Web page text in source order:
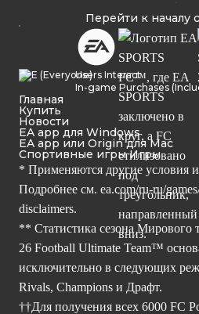
Перейти к началу
Users Interact
In-game Purchases
Главная
Купить
Новости
EA app для Windows
EA app или Origin для Mac
Спортивные игры Игры
* Применяются другие условия
Подробнее см. ea.com/ru-ru/
disclaimers.
** Статистика сезона
26 Football Ultimate Team™
исключительно в следующих
Rivals, Champions и Драфт.
††Для получения всех 6000 FC